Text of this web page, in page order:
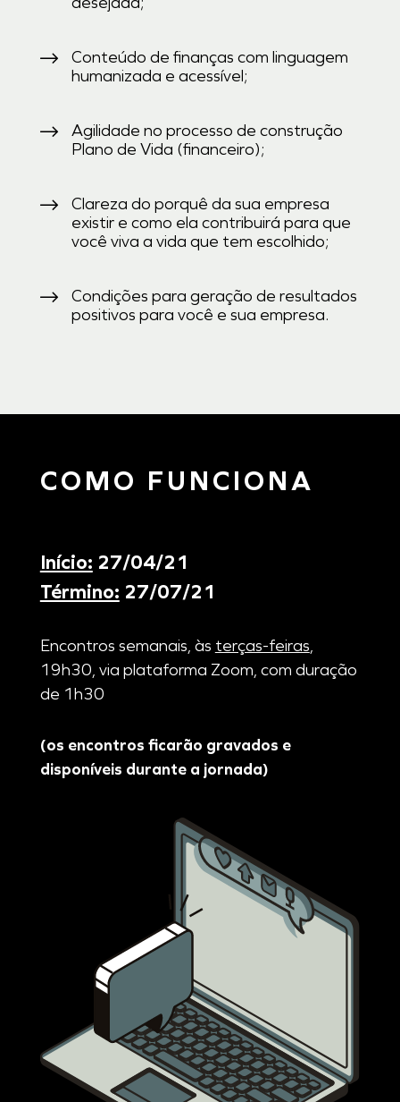
Conteúdo de finanças com linguagem
humanizada e acessível;
Agilidade no processo de construção
Plano de Vida (financeiro);
Clareza do porquê da sua empresa
existir e como ela contribuirá para que
você viva a vida que tem escolhido;
Condições para geração de resultados
positivos para você e sua empresa.
COMO FUNCIONA
Início: 27/04/21
Término: 27/07/21
Encontros semanais, às terças-feiras,
19h30, via plataforma Zoom, com duração
de 1h30
(os encontros ficarão gravados e
disponíveis durante a jornada)